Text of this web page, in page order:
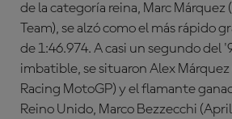
de la categoría reina, Marc
Team), se alzó como el más rápido
de 1:46.974. A casi un segundo del
imbatible, se situaron Alex Márquez
Racing MotoGP) y el flamante
Reino Unido, Marco Bezzecchi